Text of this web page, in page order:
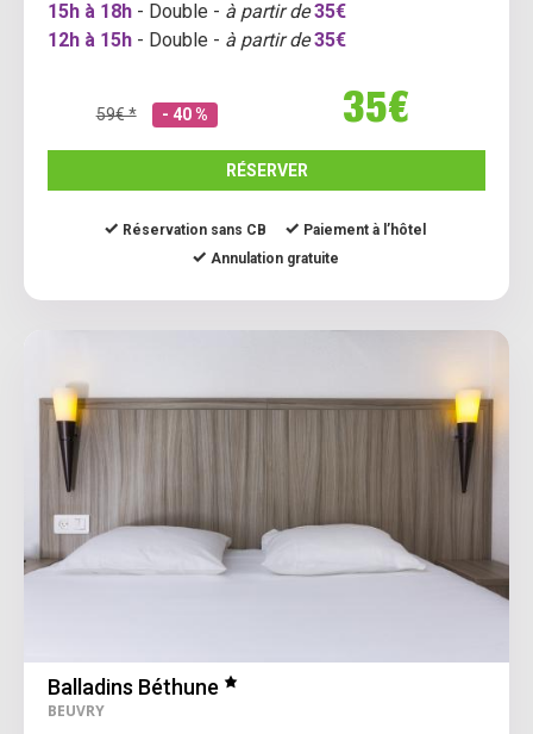
15h à 18h - Double - à partir de 35€
12h à 15h - Double - à partir de 35€
59€ * - 40 % 35€
RÉSERVER
Réservation sans CB
Paiement à l’hôtel
Annulation gratuite
Balladins Béthune
BEUVRY